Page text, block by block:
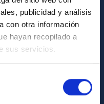
publicidad y análisis
con otra información
hayan recopilado a
sus servicios.